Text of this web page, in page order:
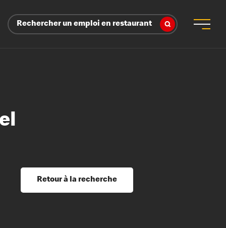
Rechercher un emploi en restaurant
et perfectionnement
du savoirRetour à la recherche